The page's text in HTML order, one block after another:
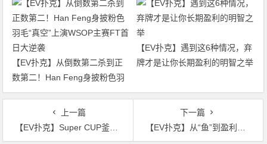
【EV扑克】从倒数第二杀到正
数第二！Han Feng身披粉色羽
毛“真空”上演WSOP主赛FT首日
【EV扑克】遇到这6种情况，弃
牌才是让你长期盈利的明智之举
上一篇
【EV扑克】Super CUP釜山站｜中国选手CEN MINGRUI闯进三星杯决赛桌收获第五名
下一篇
【EV扑克】从“鱼”到盈利王？Nik Airball近两年在常规桌直播中狂揽超510万美元